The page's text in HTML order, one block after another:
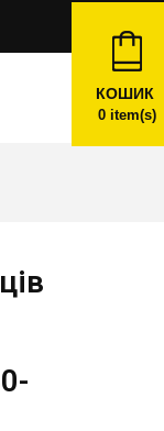
КОШИК
0item(s)